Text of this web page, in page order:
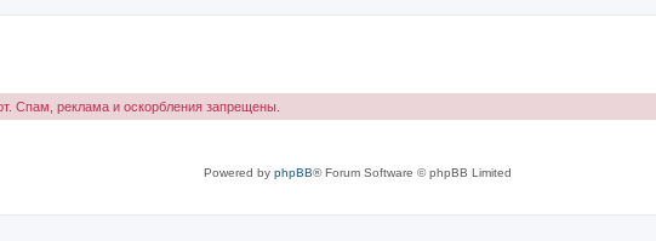
Спам, реклама и оскорбления запрещены.
Powered by phpBB® Forum Software © phpBB Limited